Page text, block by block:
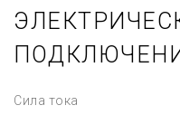
Сила тока